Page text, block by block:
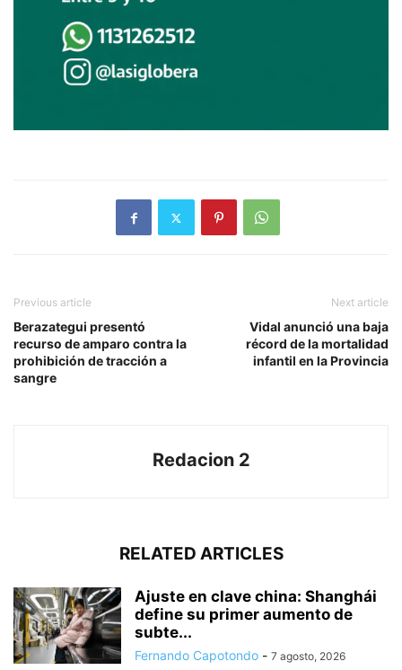
Previous article
Berazategui presentó
recurso de amparo contra la
prohibición de tracción a
sangre
Next article
Vidal anunció una baja
récord de la mortalidad
infantil en la Provincia
Redacion 2
RELATED ARTICLES
Ajuste en clave china: Shanghái
define su primer aumento de
subte...
Fernando Capotondo - 7 agosto, 2026